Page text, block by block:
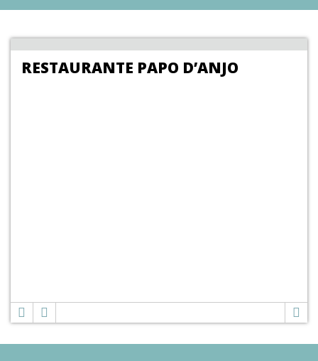
RESTAURANTE PAPO D’ANJO